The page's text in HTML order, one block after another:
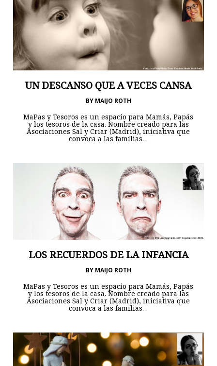
UN DESCANSO QUE A VECES CANSA
BY MAIJO ROTH
MaPas y Tesoros es un espacio para Mamás, Papás
y los tesoros de la casa. Nombre creado para las
Asociaciones Sal y Criar (Madrid), iniciativa que
convoca a las familias…
LOS RECUERDOS DE LA INFANCIA
BY MAIJO ROTH
MaPas y Tesoros es un espacio para Mamás, Papás
y los tesoros de la casa. Nombre creado para las
Asociaciones Sal y Criar (Madrid), iniciativa que
convoca a las familias…